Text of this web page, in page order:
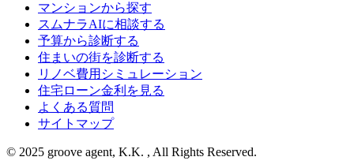
マンションから探す
スムナラAIに相談する
予算から診断する
住まいの街を診断する
リノベ費用シミュレーション
住宅ローン金利を見る
よくある質問
サイトマップ
© 2025 groove agent, K.K. , All Rights Reserved.